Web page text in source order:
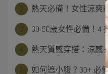
熱天必備！女性涼
30-50歲女性必備！4
熱天質感穿搭：涼
如何遮小腹？30+ 必